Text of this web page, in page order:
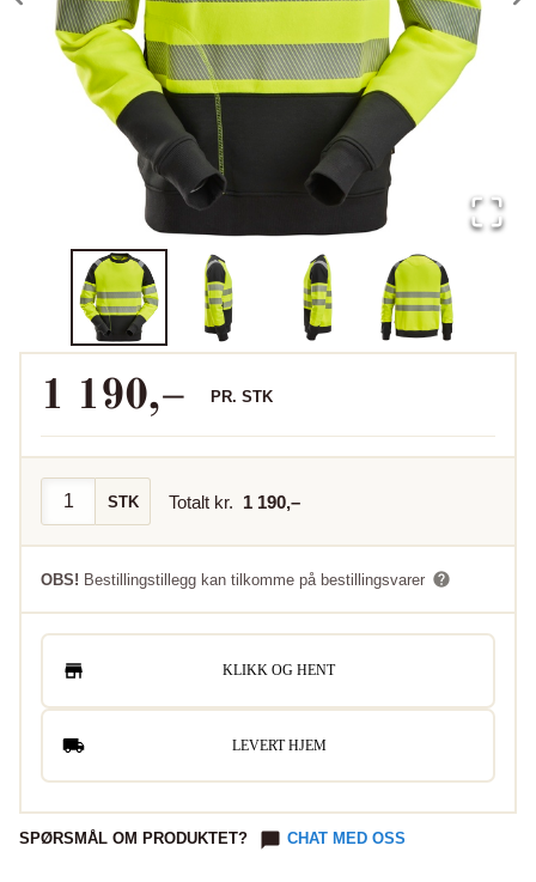
1 190,– PR. STK
STK Totalt kr. 1 190,–
OBS! Bestillingstillegg kan tilkomme på bestillingsvarer
KLIKK OG HENT
LEVERT HJEM
SPØRSMÅL OM PRODUKTET? CHAT MED OSS